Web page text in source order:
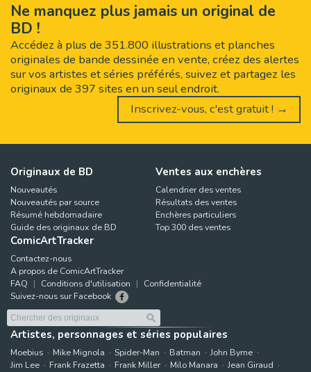
Ne manquez plus jamais un original de
BD !
Accédez à plus de 351.800 illustrations et planches
originales de bande dessinée en vente, créez des alertes
sur vos artistes et séries préférés, suivez et partagez les
originaux de 397 sites en un seul endroit.
Inscrivez-vous, c'est gratuit ! →
Originaux de BD
Nouveautés
Nouveautés par source
Résumé hebdomadaire
Guide des originaux de BD
Ventes aux enchères
Calendrier des ventes
Résultats des ventes
Enchères particuliers
Top 300 des ventes
ComicArtTracker
Contactez-nous
A propos de ComicArtTracker
FAQ
Conditions d'utilisation
Confidentialité
Suivez-nous sur Facebook
Artistes, personnages et séries populaires
Moebius Mike Mignola Spider-Man Batman
John Byrne
Jim Lee
Frank Frazetta Frank Miller Milo Manara
Jean Giraud